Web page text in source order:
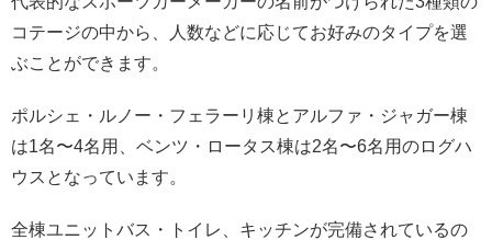
コテージの中から、人数などに応じてお好みのタイプを選
ぶことができます。
ポルシェ・ルノー・フェラーリ棟とアルファ・ジャガー棟
は1名〜4名用、ベンツ・ロータス棟は2名〜6名用のログハ
ウスとなっています。
全棟ユニットバス・トイレ、キッチンが完備されているの